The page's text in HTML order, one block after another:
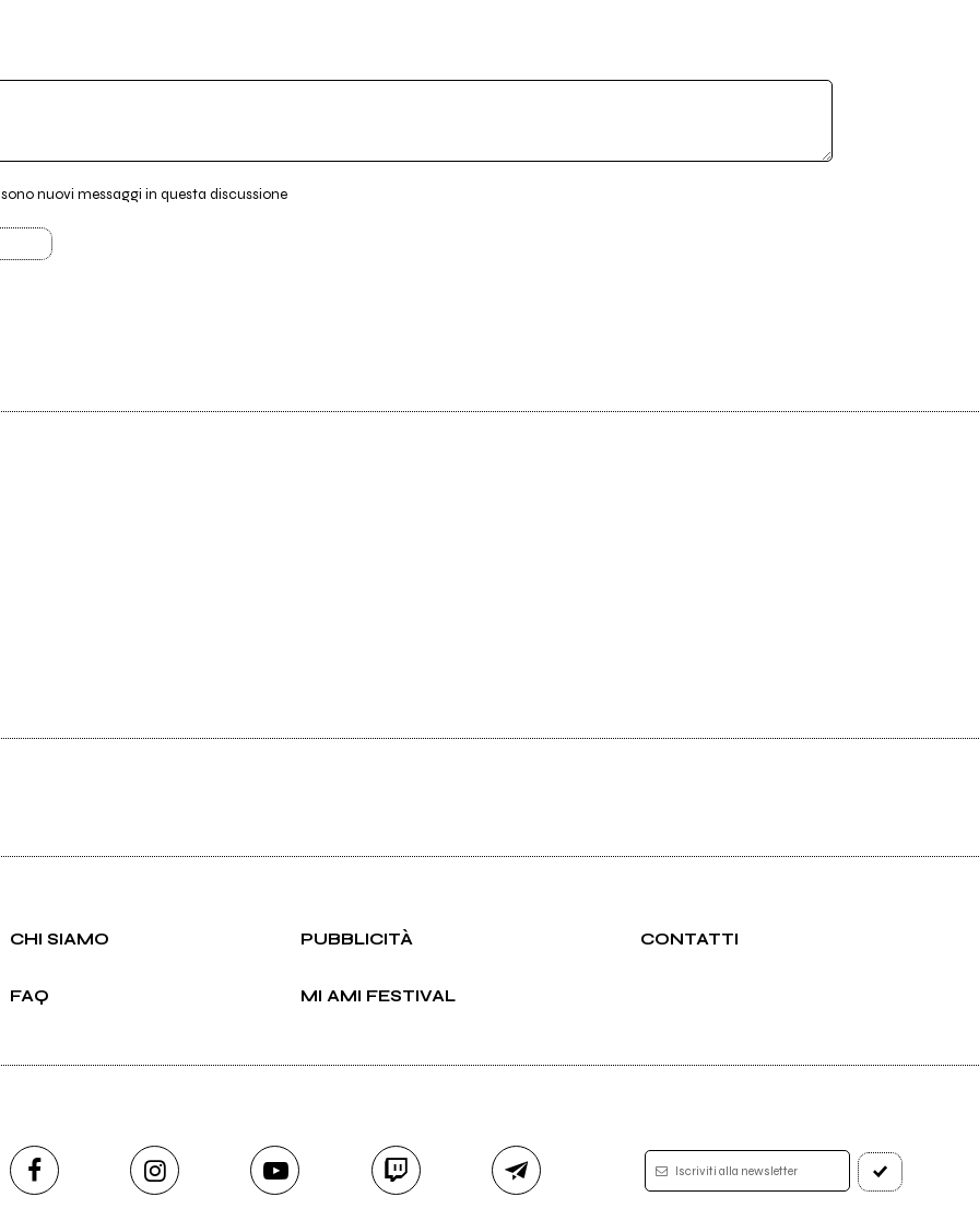
nuovi messaggi in questa discussione
CHI SIAMO PUBBLICITÀ CONTATTI
FAQ MI AMI FESTIVAL
Iscriviti alla newsletter